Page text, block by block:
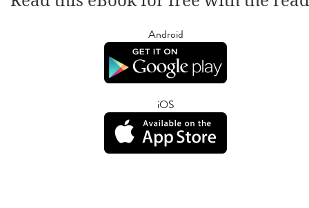
Android
iOS